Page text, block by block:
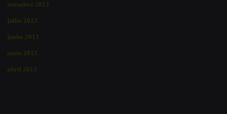
setembro 2013
julho 2013
junho 2013
maio 2013
abril 2013